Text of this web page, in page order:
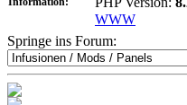
WWW
Springe ins Forum: